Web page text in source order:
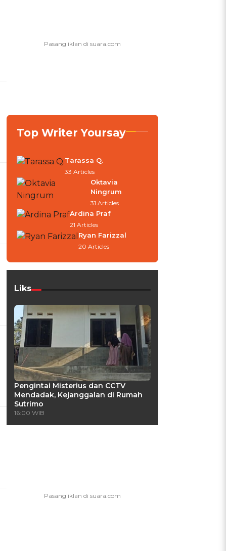
Top Writer Yoursay
Tarassa Q.
33 Articles
Oktavia
Ningrum
31 Articles
Ardina Praf
21 Articles
Ryan Farizzal
20 Articles
Liks
Pengintai Misterius dan CCTV
Mendadak, Kejanggalan di Rumah
Sutrimo
16:00 WIB